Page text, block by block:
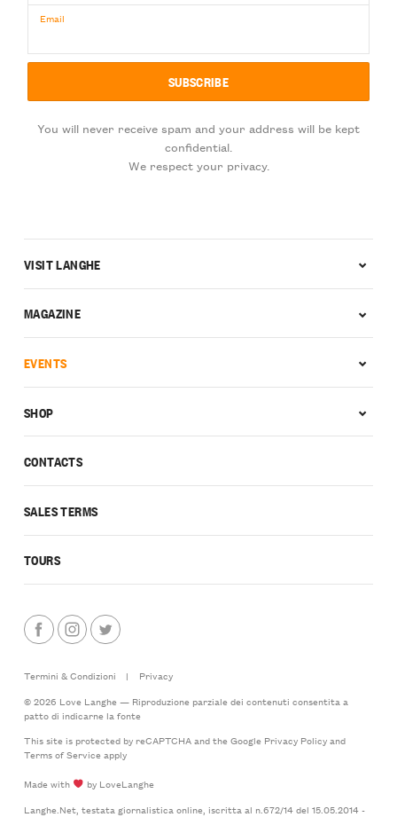
Email
You will never receive spam and your address will be kept
confidential.
We respect your privacy.
CONTACTS
SALES TERMS
TOURS
VISIT LANGHE
MAGAZINE
EVENTS
SHOP
Termini & Condizioni |
Privacy
© 2026 Love Langhe — Riproduzione parziale dei contenuti consentita a
patto di indicarne la fonte
This site is protected by reCAPTCHA and the Google Privacy Policyand
Terms of Serviceapply
Made with
by LoveLanghe
Langhe.Net, testata giornalistica online, iscritta al n.672/14 del 15.05.2014 -